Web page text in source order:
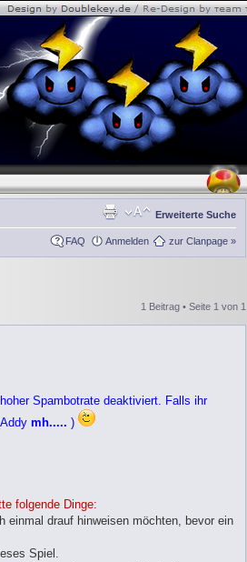
Erweiterte Suche
FAQ Anmelden zur Clanpage »
1 Beitrag • Seite 1 von 1
Spambotrate deaktiviert. Falls ihr
mh..... )
folgende Dinge:
einmal drauf hinweisen möchten, bevor ein
Spiel.